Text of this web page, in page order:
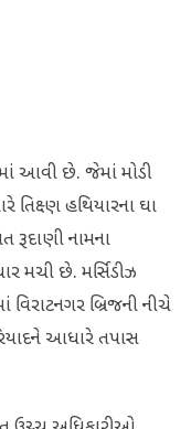
આવી છે. જેમાં મોડી
તિક્ષ્ણ હથિયારના ઘા
રૂદાણી નામના
મચી છે. મર્સિડીઝ
બ્રિજની નીચે
આધારે તપાસ